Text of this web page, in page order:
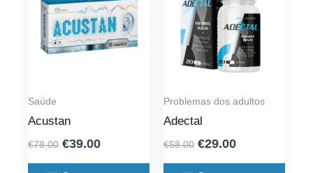
Saúde
Acustan
€78.00 Original
€39.00Current
Problemas dos adultos
Adectal
€58.00 Original
€29.00Current